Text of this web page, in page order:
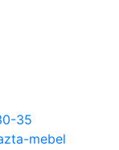
35
mebel